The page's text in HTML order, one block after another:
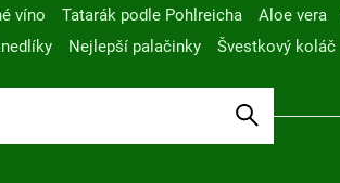
víno Tatarák podle Pohlreicha Aloe vera
Nejlepší palačinky Švestkový koláč